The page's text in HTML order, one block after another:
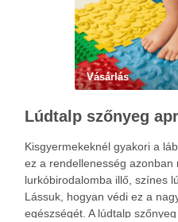
Vásárlás
Kisgyermekeknél gyakori a
ez a rendellenesség azonban
lurkóbirodalomba illő, színes
Lássuk, hogyan védi ez a
egészségét. A lúdtalp